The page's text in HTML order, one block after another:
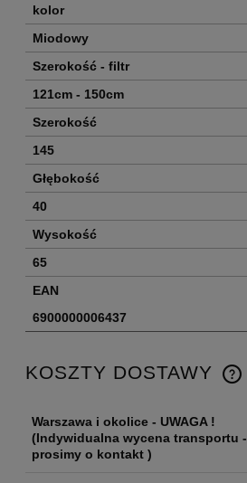
kolor
Miodowy
Szerokość - filtr
121cm - 150cm
Szerokość
145
Głębokość
40
Wysokość
65
EAN
6900000006437
KOSZTY DOSTAWY
Warszawa i okolice - UWAGA !
(Indywidualna wycena transportu -
prosimy o kontakt )